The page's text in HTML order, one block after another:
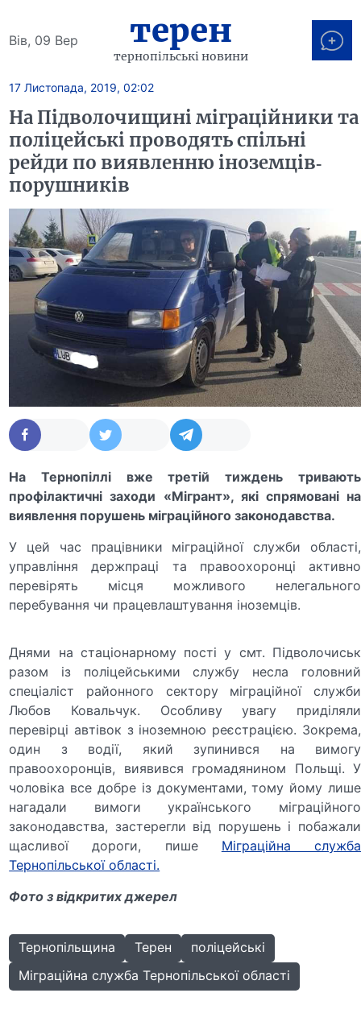
Вів, 09 Вер терен
тернопільські новини
17 Листопада, 2019, 02:02
На Підволочищині міграційники та
поліцейські проводять спільні
рейди по виявленню іноземців-
порушників
На Тернопіллі вже третій тиждень тривають
профілактичні заходи «Мігрант», які спрямовані на
виявлення порушень міграційного законодавства.
У цей час працівники міграційної служби області,
управління держпраці та правоохоронці активно
перевірять місця можливого нелегального
перебування чи працевлаштування іноземців.️
Днями на стаціонарному пості у смт. Підволочиськ
разом із поліцейськими службу несла головний
спеціаліст районного сектору міграційної служби
Любов Ковальчук. Особливу увагу приділяли
перевірці автівок з іноземною реєстрацією. Зокрема,
один з водії, який зупинився на вимогу
правоохоронців, виявився громадянином Польщі. У
чоловіка все добре із документами, тому йому лише
нагадали вимоги українського міграційного
законодавства, застерегли від порушень і побажали
щасливої дороги, пише Міграційна служба
Тернопільської області.
Фото з відкритих джерел
Тернопільщина Терен
поліцейські
Міграційна служба Тернопільської області